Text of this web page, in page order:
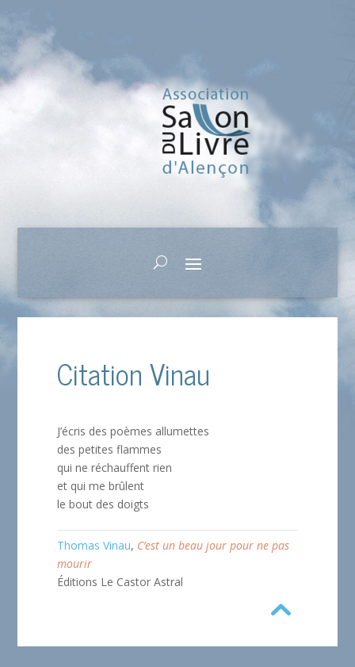
Citation Vinau
J’écris des poèmes allumettes
des petites flammes
qui ne réchauffent rien
et qui me brûlent
le bout des doigts
Thomas Vinau, C’est un beau jour pour ne pas
mourir
Éditions Le Castor Astral